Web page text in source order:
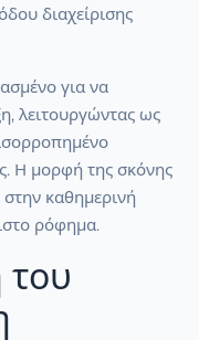
διαχείρισης
για να
λειτουργώντας ως
Η μορφή της σκόνης
καθημερινή
ρόφημα.
του